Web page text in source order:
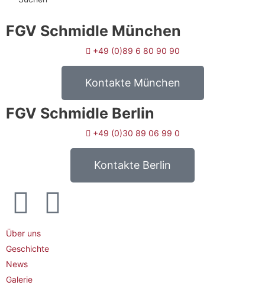
FGV Schmidle München
+49 (0)89 6 80 90 90
Kontakte München
FGV Schmidle Berlin
+49 (0)30 89 06 99 0
Kontakte Berlin
Über uns
Geschichte
News
Galerie